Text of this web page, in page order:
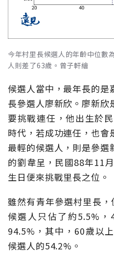
今年村里長候選人的年齡中位數
人則差了63歲。曾子軒繪
候選人當中，最年長的
長參選人廖新欣。廖新欣
要挑戰連任，他出生於
時代，若成功連任，也
最輕的候選人，則是參選
的劉韋呈，民國88年11
生日便來挑戰里長之位。
雖然有青年參選村里長
候選人只佔了約5.5%
94.5%，其中，60歲以
候選人的54.2%。